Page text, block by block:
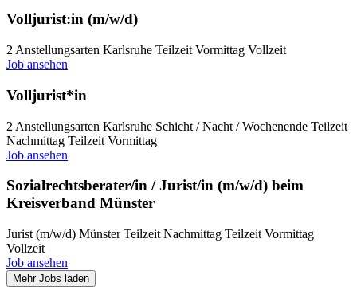
Volljurist:in (m/w/d)
2 Anstellungsarten Karlsruhe Teilzeit Vormittag Vollzeit
Job ansehen
Volljurist*in
2 Anstellungsarten Karlsruhe Schicht / Nacht / Wochenende Teilzeit
Nachmittag Teilzeit Vormittag
Job ansehen
Sozialrechtsberater/in / Jurist/in (m/w/d) beim
Kreisverband Münster
Jurist (m/w/d) Münster Teilzeit Nachmittag Teilzeit Vormittag
Vollzeit
Job ansehen
Mehr Jobs laden